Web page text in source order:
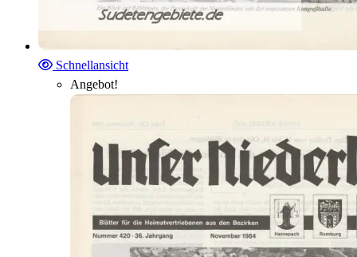
Schnellansicht
Angebot!